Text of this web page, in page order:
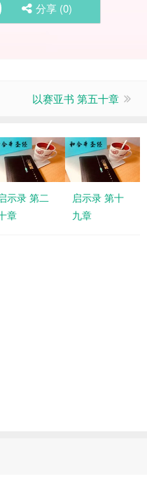
分享 (0)
以赛亚书 第五十章
示录 第二
章
启示录 第十
九章